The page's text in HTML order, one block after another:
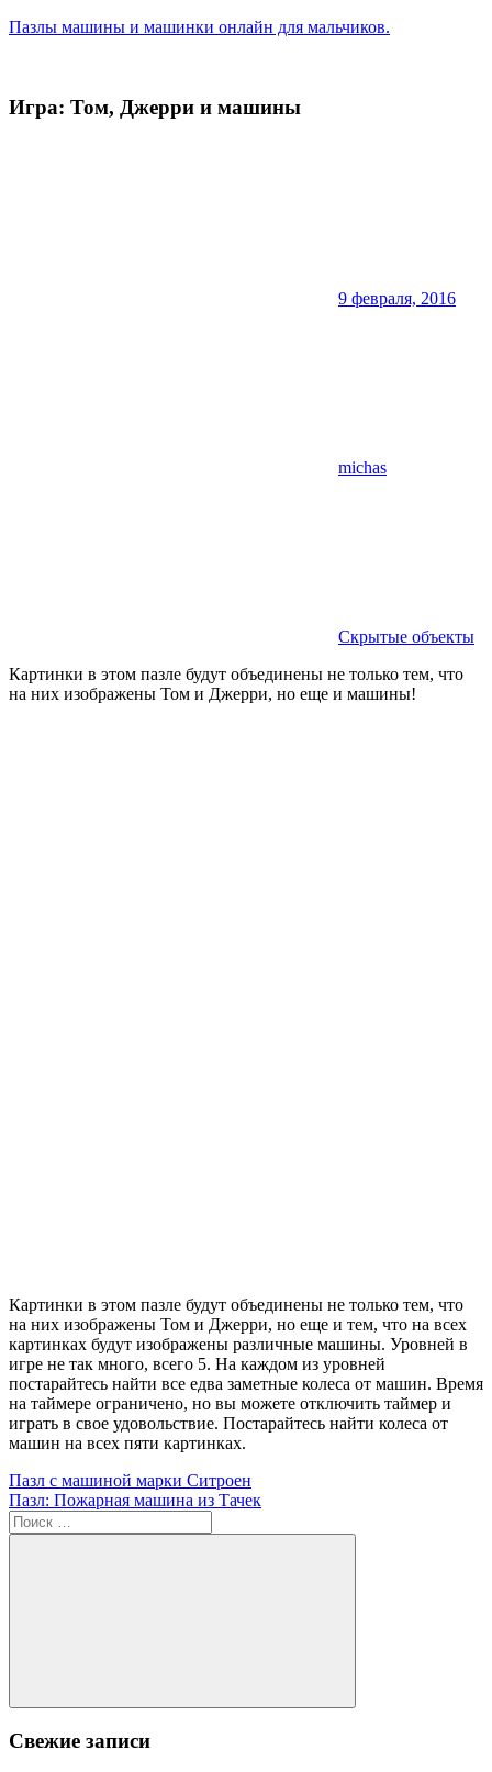
Перейти
Пазлы машины и машинки онлайн для мальчиков.
много
бесплатных
Игра: Том, Джерри и машины
9 февраля, 2016
michas
Скрытые объекты
Картинки в этом пазле будут объединены не только тем, что
на них изображены Том и Джерри, но еще и машины!
Картинки в этом пазле будут объединены не только тем, что
на них изображены Том и Джерри, но еще и тем, что на всех
картинках будут изображены различные машины. Уровней в
игре не так много, всего 5. На каждом из уровней
постарайтесь найти все едва заметные колеса от машин. Время
на таймере ограничено, но вы можете отключить таймер и
играть в свое удовольствие. Постарайтесь найти колеса от
машин на всех пяти картинках.
Навигация
по
записям
Предыдущая
запись;
Пазл с машиной марки Ситроен
Следующая
запись:
Пазл: Пожарная машина из Тачек
Поиск
для:
Поиск
Свежие записи